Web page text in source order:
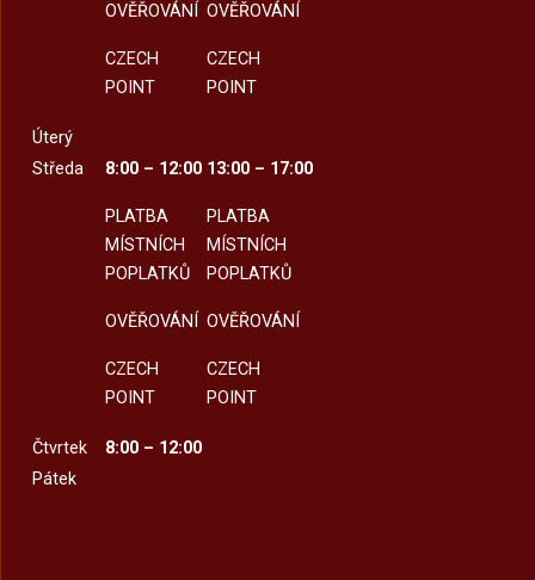
OVĚŘOVÁNÍ
CZECH
POINT
OVĚŘOVÁNÍ
CZECH
POINT
Úterý
Středa
8:00 – 12:00
PLATBA
MÍSTNÍCH
POPLATKŮ
OVĚŘOVÁNÍ
CZECH
POINT
13:00 – 17:00
PLATBA
MÍSTNÍCH
POPLATKŮ
OVĚŘOVÁNÍ
CZECH
POINT
Čtvrtek
8:00 – 12:00
Pátek